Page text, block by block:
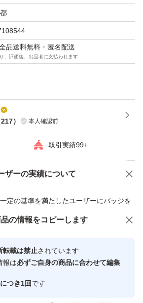
ていただくと長持ちしますが、お早
めします。
・大きさなどは多少異なります。
ます！
品送料無料・匿名配送
、評価後、出品者に支払われます
217） 本人確認前
取引実績99+
ザーの実績について
定の基準を満たしたユーザーにバッジを
心・安全なユーザーです
引を完了させた実績があります
商品への質問
の情報をコピーします
転載は禁止されています
報は必ずご自身の商品に合わせて編集
つき1回です
にオススメ